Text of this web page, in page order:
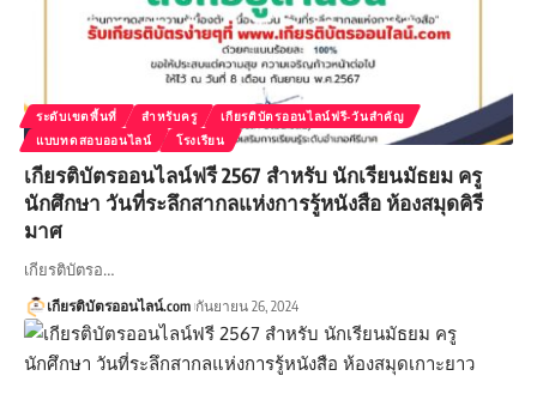
ระดับเขตพื้นที่ สำหรับครู
เกียรติบัตรออนไลน์ฟรี-วันสำคัญ
แบบทดสอบออนไลน์
โรงเรียน
เกียรติบัตรออนไลน์ฟรี 2567 สำหรับ นักเรียนมัธยม ครู
นักศึกษา วันที่ระลึกสากลแห่งการรู้หนังสือ ห้องสมุดคิรี
มาศ
เกียรติบัตรอ…
เกียรติบัตรออนไลน์.com กันยายน 26, 2024